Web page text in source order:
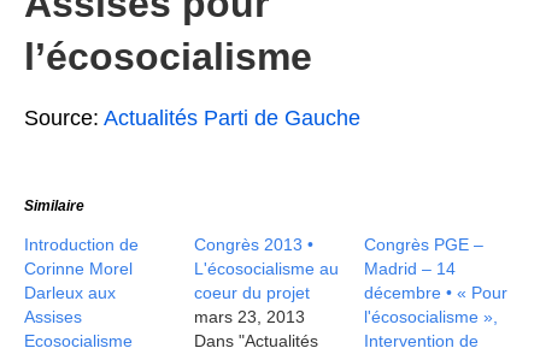
l’écosocialisme
Source: Actualités Parti de Gauche
Similaire
Introduction de
Corinne Morel
Darleux aux
Assises
Ecosocialisme
Congrès 2013 •
L'écosocialisme au
coeur du projet
mars 23, 2013
Dans "Actualités
Congrès PGE –
Madrid – 14
décembre • « Pour
l'écosocialisme »,
Intervention de